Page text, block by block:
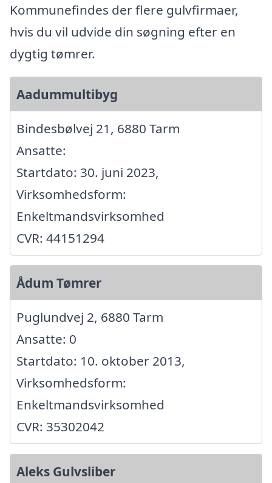
Kommunefindes der flere gulvfirmaer,
hvis du vil udvide din søgning efter en
dygtig tømrer.
Aadummultibyg
Bindesbølvej 21, 6880 Tarm
Ansatte:
Startdato: 30. juni 2023,
Virksomhedsform:
Enkeltmandsvirksomhed
CVR: 44151294
Ådum Tømrer
Puglundvej 2, 6880 Tarm
Ansatte: 0
Startdato: 10. oktober 2013,
Virksomhedsform:
Enkeltmandsvirksomhed
CVR: 35302042
Aleks Gulvsliber